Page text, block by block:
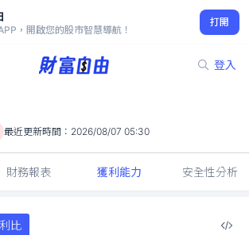
，開啟您的股市智慧導航！
打開
登入
57.60
0.17%
最近更新時間： 2026/08/07 05:30
財務報表 獲利能力 安全性分析
比